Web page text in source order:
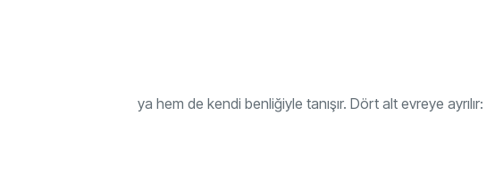
bebek artık hem dünya hem de kendi benliğiyle tanışır. Dört alt evreye ayrılır: